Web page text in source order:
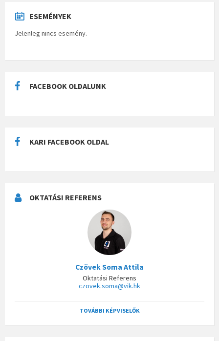
ESEMÉNYEK
Jelenleg nincs esemény.
FACEBOOK OLDALUNK
KARI FACEBOOK OLDAL
OKTATÁSI REFERENS
Czövek Soma Attila
Oktatási Referens
czovek.soma@vik.hk
TOVÁBBI KÉPVISELŐK